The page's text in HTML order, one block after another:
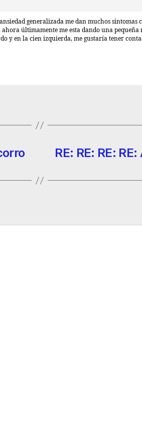
generalizada me dan muchos sintomas
últimamente me esta dando una pequeña
y en la cien izquierda, me gustaría tener
RE: RE: RE: